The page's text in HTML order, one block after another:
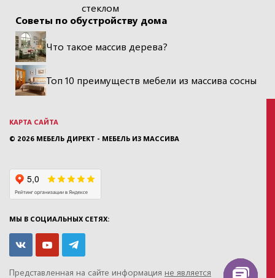
стеклом
Советы по обустройству дома
Что такое массив дерева?
Топ 10 преимуществ мебели из массива сосны
КАРТА САЙТА
© 2026 МЕБЕЛЬ ДИРЕКТ - МЕБЕЛЬ ИЗ МАССИВА
МЫ В СОЦИАЛЬНЫХ СЕТЯХ:
Представленная на сайте информация не является